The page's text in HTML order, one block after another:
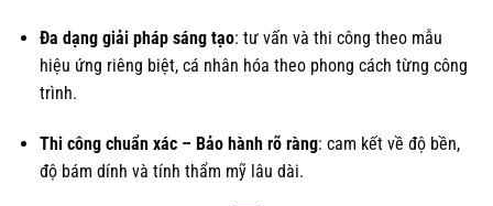
Đa dạng giải pháp sáng tạo: tư vấn và thi công theo mẫu
hiệu ứng riêng biệt, cá nhân hóa theo phong cách từng công
trình.
Thi công chuẩn xác – Bảo hành rõ ràng: cam kết về độ bền,
độ bám dính và tính thẩm mỹ lâu dài.